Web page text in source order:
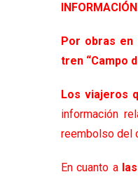
Por obras
tren “Campo
Los viajeros
información
reembolso del
En cuanto a